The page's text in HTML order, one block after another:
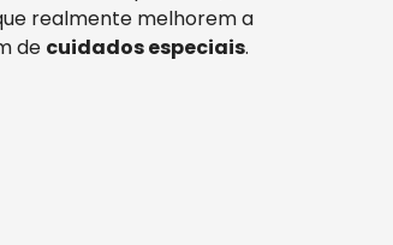
realmente melhorem a
de cuidados especiais.